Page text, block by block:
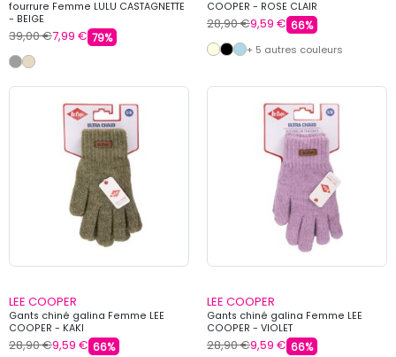
fourrure Femme LULU CASTAGNETTE
- BEIGE
39,00 €7,99 € 79%
COOPER - ROSE CLAIR
28,90 €9,59 € 66%
+ 5 autres couleurs
LEE COOPER
Gants chiné galina Femme LEE
COOPER - KAKI
28,90 €9,59 € 66%
LEE COOPER
Gants chiné galina Femme LEE
COOPER - VIOLET
28,90 €9,59 € 66%